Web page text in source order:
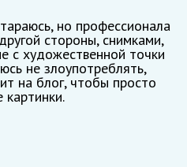
но профессионала
стороны, снимками,
с художественной точки
не злоупотреблять,
на блог, чтобы просто
картинки.